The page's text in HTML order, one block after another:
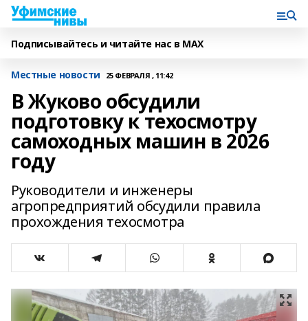
Подписывайтесь и читайте нас в MAX
Местные новости 25 ФЕВРАЛЯ , 11:42
В Жуково обсудили
подготовку к техосмотру
самоходных машин в 2026
году
Руководители и инженеры
агропредприятий обсудили правила
прохождения техосмотра